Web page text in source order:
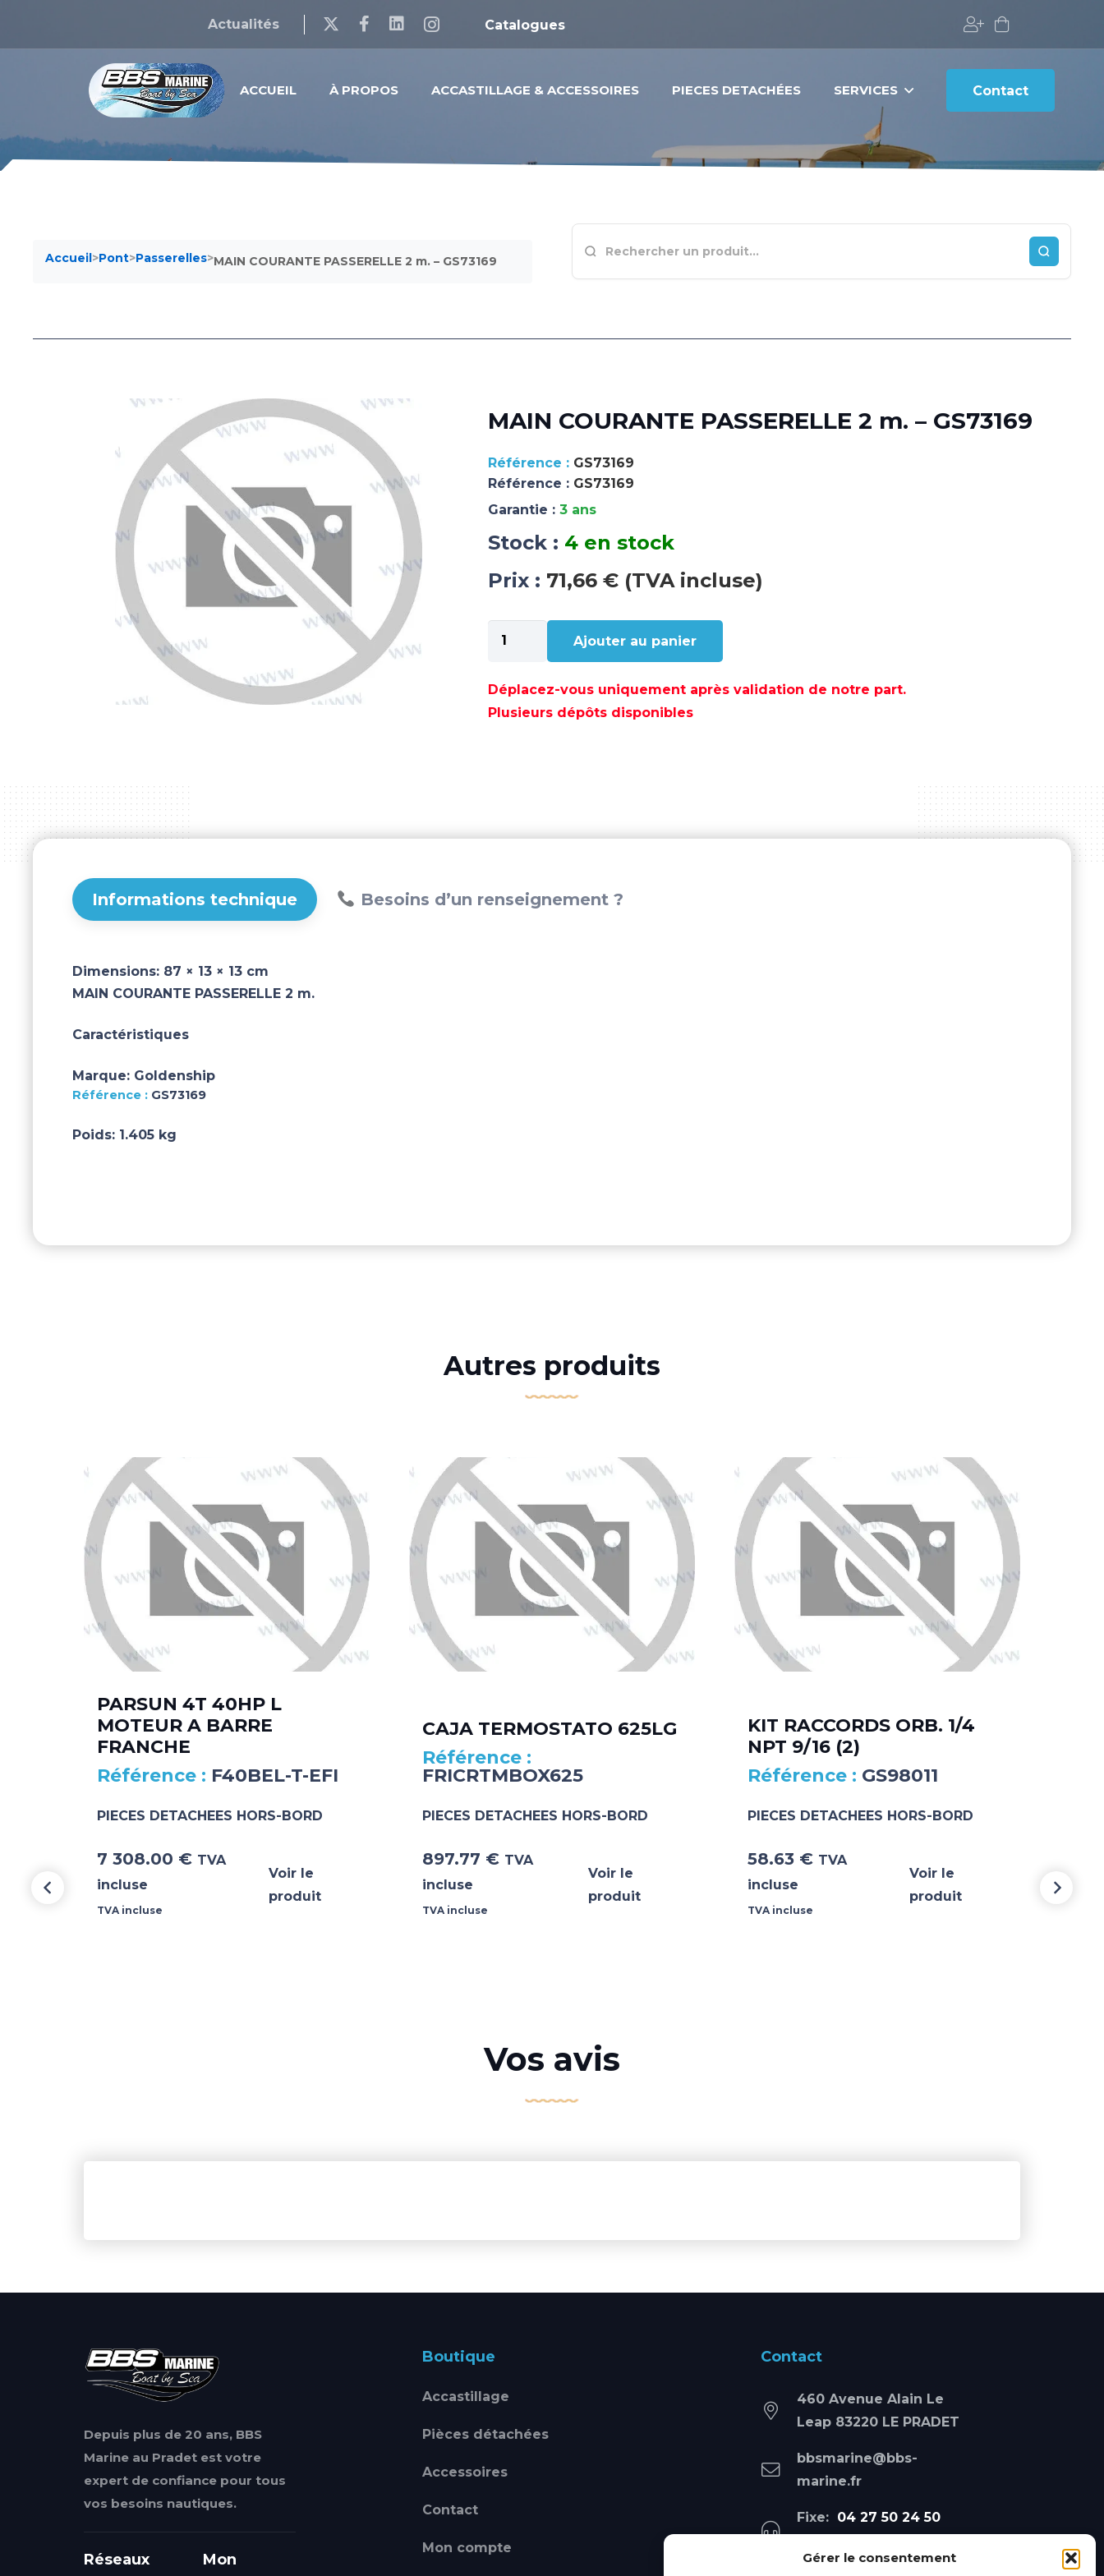
Gérer le consentement
Actualités Catalogues
ACCUEIL À PROPOS ACCASTILLAGE & ACCESSOIRES PIECES DETACHÉES SERVICES Contact
Accueil>Pont>Passerelles>MAIN COURANTE PASSERELLE 2 m. – GS73169
MAIN COURANTE PASSERELLE 2 m. – GS73169
GS73169
Référence : GS73169
Garantie : 3 ans
Stock : 4 en stock
Prix : 71,66 € (TVA incluse)
quantité
de
COURANTE
PASSERELLE
Ajouter au panier
Déplacez-vous uniquement après validation de notre part.
Plusieurs dépôts disponibles
Informations technique Besoins d’un renseignement ?
Dimensions: 87 × 13 × 13 cm
MAIN COURANTE PASSERELLE 2 m.
Caractéristiques
Marque: Goldenship
GS73169
Poids: 1.405 kg
Autres produits
PARSUN 4T 40HP L
MOTEUR A BARRE
FRANCHE
F40BEL-T-EFI
PIECES DETACHEES HORS-BORD
7 308.00 € TVA
incluse
TVA incluse
Voir le
produit
CAJA TERMOSTATO 625LG
FRICRTMBOX625
PIECES DETACHEES HORS-BORD
897.77 € TVA
incluse
TVA incluse
Voir le
produit
KIT RACCORDS ORB. 1/4
NPT 9/16 (2)
GS98011
PIECES DETACHEES HORS-BORD
58.63 € TVA
incluse
TVA incluse
Voir le
produit
Vos avis
Depuis plus de 20 ans, BBS
Marine au Pradet est votre
expert de confiance pour tous
vos besoins nautiques.
Réseaux
Mon
Boutique
Accastillage
Pièces détachées
Accessoires
Contact
Mon compte
Contact
460 Avenue Alain Le
Leap 83220 LE PRADET
bbsmarine@bbs-
marine.fr
Fixe: 04 27 50 24 50